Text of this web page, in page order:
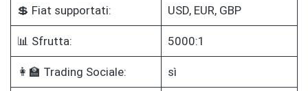
💲 Fiat supportati: USD, EUR, GBP
📊 Sfrutta: 5000:1
👩‍🏫 Trading Sociale: sì